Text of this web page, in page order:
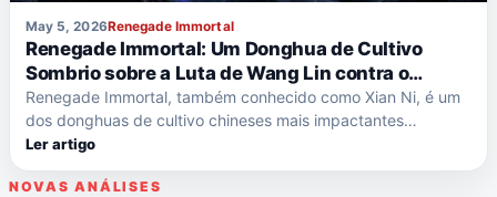
May 5, 2026Renegade Immortal
Renegade Immortal: Um Donghua de Cultivo
Sombrio sobre a Luta de Wang Lin contra o
Destino
Renegade Immortal, também conhecido como Xian Ni, é um
dos donghuas de cultivo chineses mais impactantes…
Ler artigo
NOVAS ANÁLISES